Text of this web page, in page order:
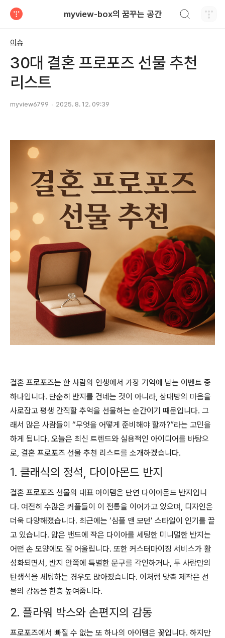
myview-box의 꿈꾸는 공간
이슈
30대 결혼 프로포즈 선물 추천
리스트
myview6799 2025. 8. 12. 09:39
결혼 프로포즈는 한 사람의 인생에서 가장 기억에 남는 이벤트 중
하나입니다. 단순히 반지를 건네는 것이 아니라, 상대방의 마음을
사로잡고 평생 간직할 추억을 선물하는 순간이기 때문입니다. 그
래서 많은 사람들이 “무엇을 어떻게 준비해야 할까?”라는 고민을
하게 됩니다. 오늘은 최신 트렌드와 실용적인 아이디어를 바탕으
로, 결혼 프로포즈 선물 추천 리스트를 소개하겠습니다.
1. 클래식의 정석, 다이아몬드 반지
결혼 프로포즈 선물의 대표 아이템은 단연 다이아몬드 반지입니
다. 여전히 수많은 커플들이 이 전통을 이어가고 있으며, 디자인은
더욱 다양해졌습니다. 최근에는 ‘심플 앤 모던’ 스타일이 인기를 끌
고 있습니다. 얇은 밴드에 작은 다이아를 세팅한 미니멀한 반지는
어떤 손 모양에도 잘 어울립니다. 또한 커스터마이징 서비스가 활
성화되면서, 반지 안쪽에 특별한 문구를 각인하거나, 두 사람만의
탄생석을 세팅하는 경우도 많아졌습니다. 이처럼 맞춤 제작은 선
물의 감동을 한층 높여줍니다.
2. 플라워 박스와 손편지의 감동
프로포즈에서 빠질 수 없는 또 하나의 아이템은 꽃입니다. 하지만